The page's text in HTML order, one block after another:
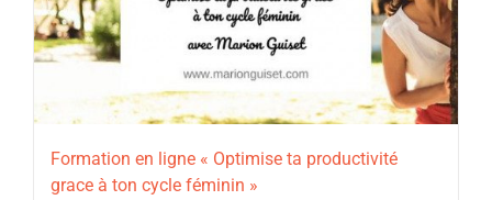
Formation en ligne « Optimise ta productivité
grace à ton cycle féminin »